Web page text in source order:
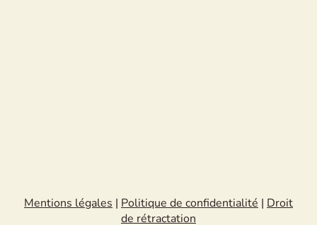
Mentions légales | Politique de confidentialité | Droit
de rétractation